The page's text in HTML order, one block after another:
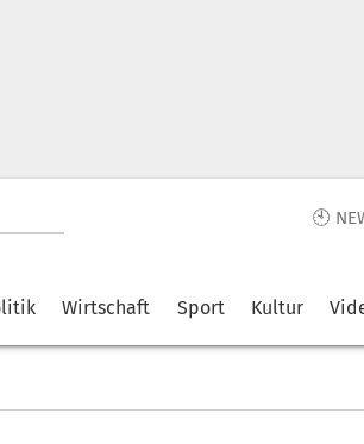
🕙
Wirtschaft Sport Kultur